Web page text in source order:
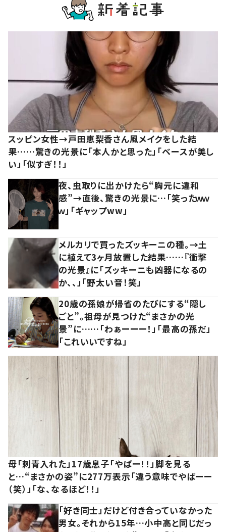
スッピン女性→戸田恵梨香さん風メイクをした結
果……驚きの光景に「本人かと思った」「ベースが美し
い」「似すぎ！！」
夜、虫取りに出かけたら“胸元に違和
感”→直後、驚きの光景に…「笑ったｗｗ
ｗ」「ギャップww」
メルカリで買ったズッキーニの種。→土
に植えて3ヶ月放置した結果……『衝撃
の光景』に「ズッキーニも凶器になるの
か、、」「野太い音！笑」
20歳の孫娘が帰省のたびにする“隠し
ごと”。祖母が見つけた“まさかの光
景”に……「わぁーーー！」「最高の孫だ」
「これいいですね」
母「刺青入れた」17歳息子「やばー！！」脚を見る
と…“まさかの姿”に277万表示「違う意味でやばーー
（笑）」「な、なるほど！！」
「好き同士」だけど付き合っていなかった
男女。それから15年…小中高と同じだっ